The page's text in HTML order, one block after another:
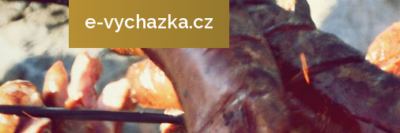
e-vychazka.cz